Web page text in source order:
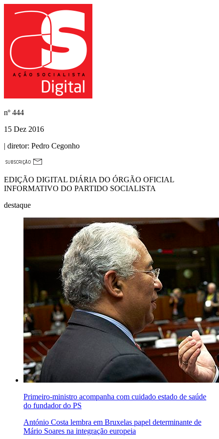
nº 444
15 Dez 2016
| diretor: Pedro Cegonho
EDIÇÃO DIGITAL DIÁRIA DO ÓRGÃO OFICIAL
INFORMATIVO DO PARTIDO SOCIALISTA
destaque
Primeiro-ministro acompanha com cuidado estado de saúde
do fundador do PS
António Costa lembra em Bruxelas papel determinante de
Mário Soares na integração europeia